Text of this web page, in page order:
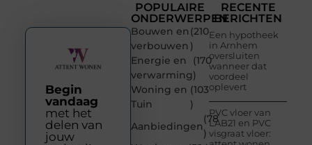
POPULAIRE
ONDERWERPEN
Bouwen en
verbouwen
(210
)
Energie en
verwarming
(170
)
Woning en
Tuin
(103
)
Aanbiedingen
(78
)
RECENTE
BERICHTEN
Een hypotheek
in Arnhem
oversluiten
wanneer dat
voordeel
oplevert
PVC vloer van
LAB21 en PVC
visgraat vloer:
Begin
vandaag
met het
delen van
jouw